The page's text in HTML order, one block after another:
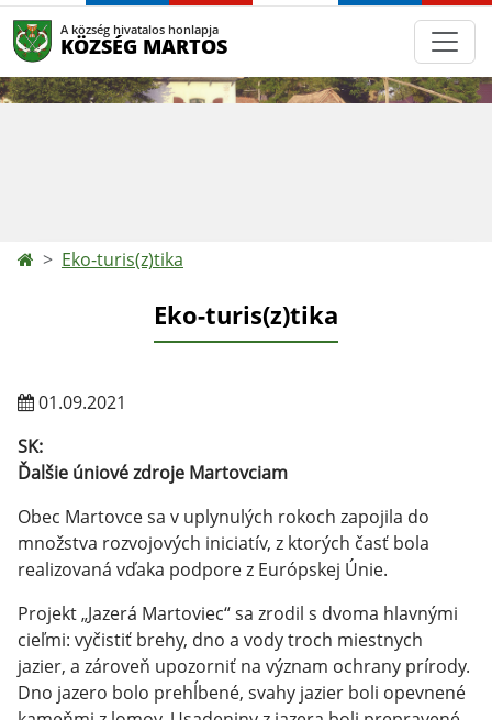
A község hivatalos honlapja
KÖZSÉG MARTOS
Eko-turis(z)tika
Eko-turis(z)tika
01.09.2021
SK:
Ďalšie úniové zdroje Martovciam
Obec Martovce sa v uplynulých rokoch zapojila do
množstva rozvojových iniciatív, z ktorých časť bola
realizovaná vďaka podpore z Európskej Únie.
Projekt „Jazerá Martoviec“ sa zrodil s dvoma hlavnými
cieľmi: vyčistiť brehy, dno a vody troch miestnych
jazier, a zároveň upozorniť na význam ochrany prírody.
Dno jazero bolo prehĺbené, svahy jazier boli opevnené